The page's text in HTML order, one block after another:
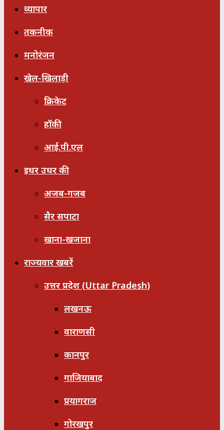
व्यापार
तकनीक
मनोरंजन
खेल-खिलाड़ी
क्रिकेट
हॉकी
आई.पी.एल
इधर उधर की
अजब-गजब
सैर सपाटा
खाना-खजाना
राज्यवार खबरें
उत्तर प्रदेश (Uttar Pradesh)
लखनऊ
वाराणसी
कानपुर
गाजियाबाद
प्रयागराज
गोरखपुर